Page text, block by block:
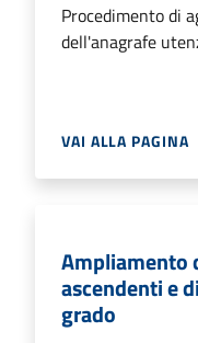
Procedimento di
dell'anagrafe
VAI ALLA PAGINA
Ampliamento
ascendenti e
grado